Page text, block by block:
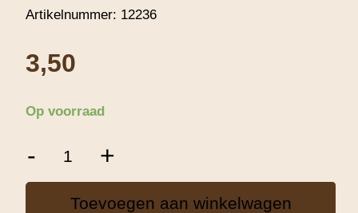
Artikelnummer: 12236
3,50
Op voorraad
-Wateroplosbare
Airbrush
+
Toevoegen aan winkelwagen